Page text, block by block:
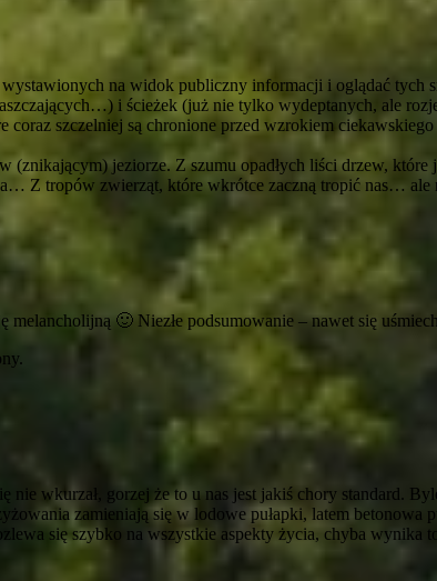
na widok publiczny informacji i oglądać
i ścieżek (już nie tylko wydeptanych, ale
szczelniej są chronione przed wzrokiem
(znikającym) jeziorze. Z szumu opadłych liści drzew,
Z tropów zwierząt, które wkrótce zaczną tropić nas…
🙂 Niezłe podsumowanie – nawet się
wkurzał, gorzej że to u nas jest jakiś chory standard.
zamieniają się w lodowe pułapki, latem betonowa
się szybko na wszystkie aspekty życia, chyba